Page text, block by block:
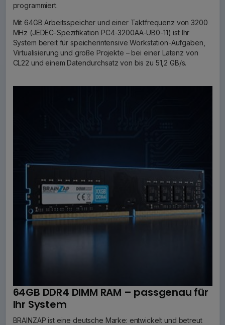
programmiert.
Mit 64GB Arbeitsspeicher und einer Taktfrequenz von 3200
MHz (JEDEC-Spezifikation PC4-3200AA-UB0-11) ist Ihr
System bereit für speicherintensive Workstation-Aufgaben,
Virtualisierung und große Projekte – bei einer Latenz von
CL22 und einem Datendurchsatz von bis zu 51,2 GB/s.
64GB DDR4 DIMM RAM – passgenau für
Ihr System
BRAINZAP ist eine deutsche Marke: entwickelt und betreut